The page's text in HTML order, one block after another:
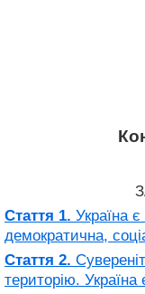
Стаття 1. Україна
демократична,
Стаття 2.
територію. Україна